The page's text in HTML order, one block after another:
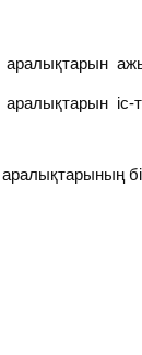
аралықтарын
іс-